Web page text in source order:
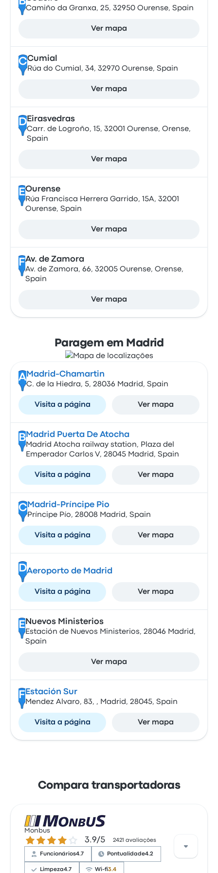
Camiño da Granxa, 25, 32950 Ourense, Spain
Ver mapa
CCumial
Rúa do Cumial, 34, 32970 Ourense, Spain
Ver mapa
DEirasvedras
Carr. de Logroño, 15, 32001 Ourense, Orense,
Spain
Ver mapa
EOurense
Rúa Francisca Herrera Garrido, 15A, 32001
Ourense, Spain
Ver mapa
FAv. de Zamora
Av. de Zamora, 66, 32005 Ourense, Orense,
Spain
Ver mapa
Paragem em Madrid
A Madrid-Chamartin
C. de la Hiedra, 5, 28036 Madrid, Spain
Visita a página Ver mapa
B Madrid Puerta De Atocha
Madrid Atocha railway station, Plaza del
Emperador Carlos V, 28045 Madrid, Spain
Visita a página Ver mapa
CMadrid-Príncipe Pio
Príncipe Pío, 28008 Madrid, Spain
Visita a página Ver mapa
DAeroporto de Madrid
Visita a página Ver mapa
E Nuevos Ministerios
Estación de Nuevos Ministerios, 28046 Madrid,
Spain
Ver mapa
F Estación Sur
Mendez Alvaro, 83, , Madrid, 28045, Spain
Visita a página Ver mapa
Compara transportadoras
Monbus
3.9 de 5 estrelas 3.9/5 2421 avaliações
Funcionários4.7 Pontualidade4.2
Limpeza4.7 Wi-fi3.4